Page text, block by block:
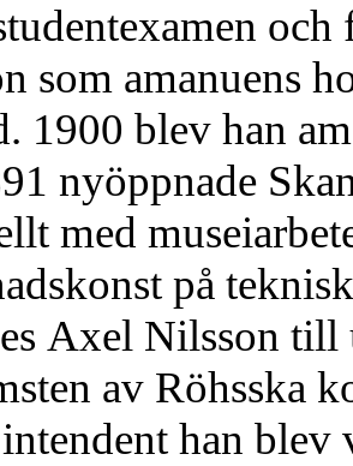
som amanuens
1900 blev han
nyöppnade
med
på
Axel Nilsson till
av Röhsska
han blev